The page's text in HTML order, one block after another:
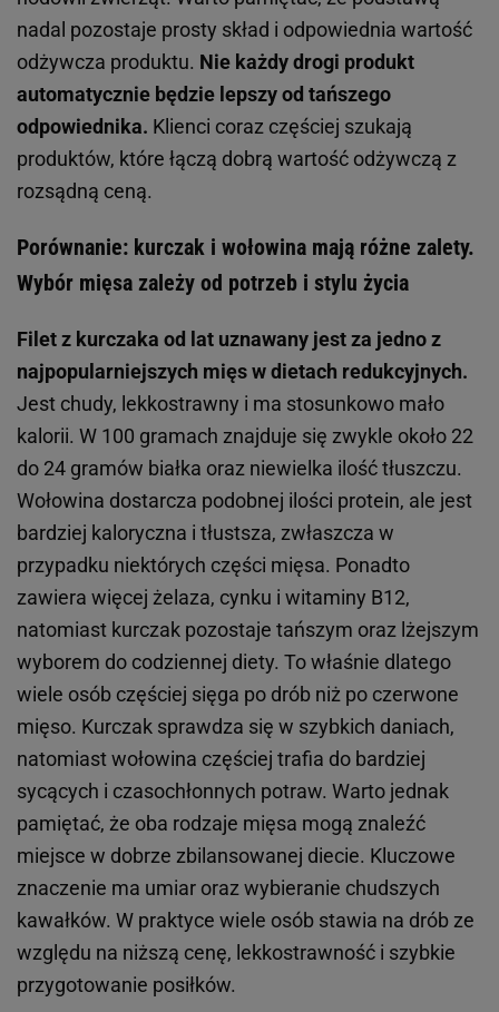
nadal pozostaje prosty skład i odpowiednia wartość
odżywcza produktu. Nie każdy drogi produkt
automatycznie będzie lepszy od tańszego
odpowiednika. Klienci coraz częściej szukają
produktów, które łączą dobrą wartość odżywczą z
rozsądną ceną.
Porównanie: kurczak i wołowina mają różne zalety.
Wybór mięsa zależy od potrzeb i stylu życia
Filet z kurczaka od lat uznawany jest za jedno z
najpopularniejszych mięs w dietach redukcyjnych.
Jest chudy, lekkostrawny i ma stosunkowo mało
kalorii. W 100 gramach znajduje się zwykle około 22
do 24 gramów białka oraz niewielka ilość tłuszczu.
Wołowina dostarcza podobnej ilości protein, ale jest
bardziej kaloryczna i tłustsza, zwłaszcza w
przypadku niektórych części mięsa. Ponadto
zawiera więcej żelaza, cynku i witaminy B12,
natomiast kurczak pozostaje tańszym oraz lżejszym
wyborem do codziennej diety. To właśnie dlatego
wiele osób częściej sięga po drób niż po czerwone
mięso. Kurczak sprawdza się w szybkich daniach,
natomiast wołowina częściej trafia do bardziej
sycących i czasochłonnych potraw. Warto jednak
pamiętać, że oba rodzaje mięsa mogą znaleźć
miejsce w dobrze zbilansowanej diecie. Kluczowe
znaczenie ma umiar oraz wybieranie chudszych
kawałków. W praktyce wiele osób stawia na drób ze
względu na niższą cenę, lekkostrawność i szybkie
przygotowanie posiłków.